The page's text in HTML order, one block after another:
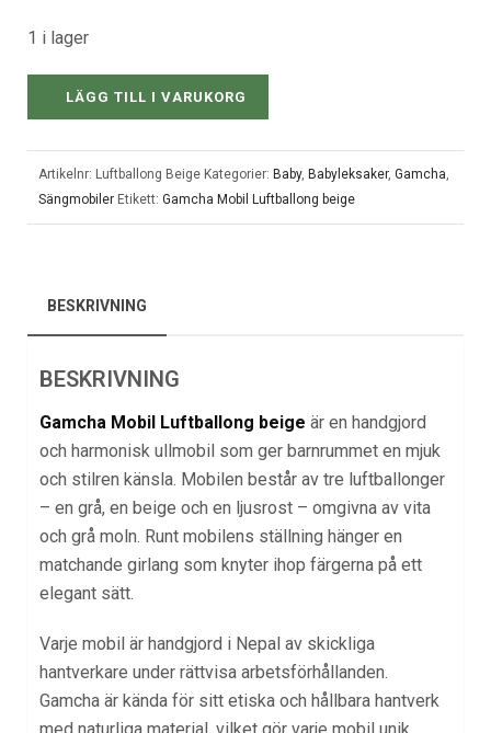
1 i lager
LÄGG TILL I VARUKORG
Artikelnr: Luftballong Beige Kategorier: Baby, Babyleksaker, Gamcha,
Sängmobiler Etikett: Gamcha Mobil Luftballong beige
BESKRIVNING
BESKRIVNING
Gamcha Mobil Luftballong beige är en handgjord
och harmonisk ullmobil som ger barnrummet en mjuk
och stilren känsla. Mobilen består av tre luftballonger
– en grå, en beige och en ljusrost – omgivna av vita
och grå moln. Runt mobilens ställning hänger en
matchande girlang som knyter ihop färgerna på ett
elegant sätt.
Varje mobil är handgjord i Nepal av skickliga
hantverkare under rättvisa arbetsförhållanden.
Gamcha är kända för sitt etiska och hållbara hantverk